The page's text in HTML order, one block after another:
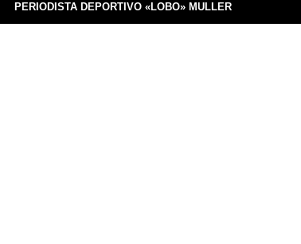
PERIODISTA DEPORTIVO «LOBO» MULLER